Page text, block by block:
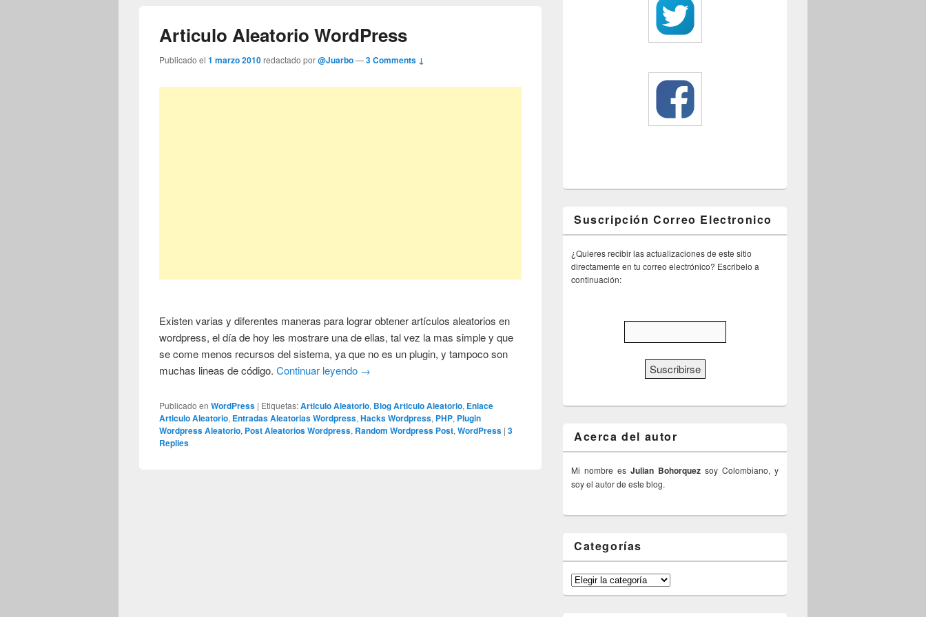
Articulo Aleatorio WordPress
Publicado el1 marzo 2010redactado por@Juarbo—3 Comments ↓
Existen varias y diferentes maneras para lograr obtener artículos aleatorios en
wordpress, el día de hoy les mostrare una de ellas, tal vez la mas simple y que
se come menos recursos del sistema, ya que no es un plugin, y tampoco son
muchas lineas de código.Continuar leyendo →
Publicado en WordPress | Etiquetas:Articulo Aleatorio, Blog Articulo Aleatorio, Enlace
Articulo Aleatorio, Entradas Aleatorias Wordpress,Hacks Wordpress, PHP, Plugin
Wordpress Aleatorio, Post Aleatorios Wordpress, Random Wordpress Post,WordPress |3
Replies
Suscripción Correo Electronico
¿Quieres recibir las actualizaciones de este sitio
directamente en tu correo electrónico? Escribelo a
continuación:
Acerca del autor
Mi nombre es Julian Bohorquez soy Colombiano, y
soy el autor de este blog.
Categorías
Categorías